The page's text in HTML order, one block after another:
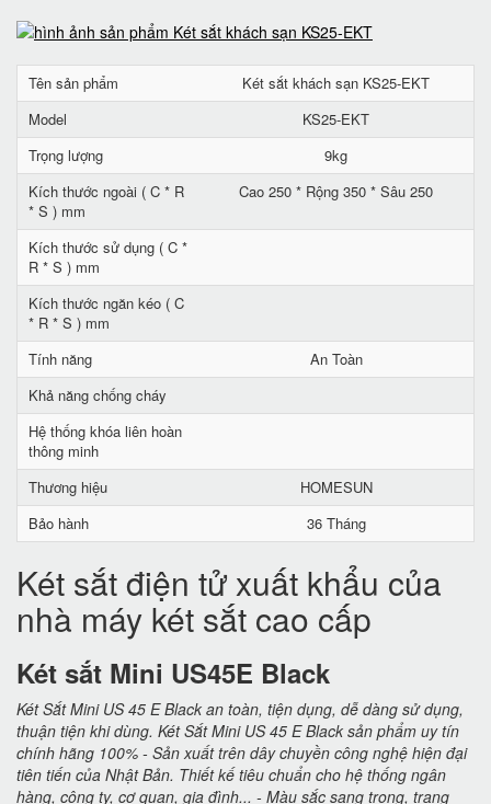
Tên sản phẩm
Két sắt khách sạn KS25-EKT
Model
KS25-EKT
Trọng lượng
9kg
Kích thước ngoài ( C * R
* S ) mm
Cao 250 * Rộng 350 * Sâu 250
Kích thước sử dụng ( C *
R * S ) mm
Kích thước ngăn kéo ( C
* R * S ) mm
Tính năng
An Toàn
Khả năng chống cháy
Hệ thống khóa liên hoàn
thông minh
Thương hiệu
HOMESUN
Bảo hành
36 Tháng
Két sắt điện tử xuất khẩu của
nhà máy két sắt cao cấp
Két sắt Mini US45E Black
Két Sắt Mini US 45 E Black an toàn, tiện dụng, dễ dàng sử dụng,
thuận tiện khi dùng. Két Sắt Mini US 45 E Black sản phẩm uy tín
chính hãng 100% - Sản xuất trên dây chuyền công nghệ hiện đại
tiên tiến của Nhật Bản. Thiết kế tiêu chuẩn cho hệ thống ngân
hàng, công ty, cơ quan, gia đình... - Màu sắc sang trọng, trang